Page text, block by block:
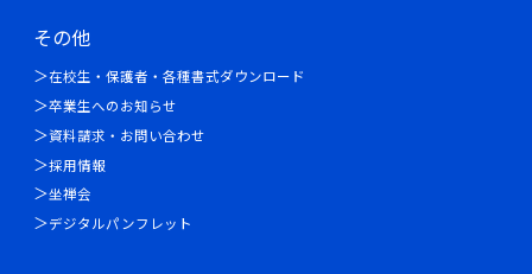
その他
在校生・保護者・各種書式ダウンロード
卒業生へのお知らせ
資料請求・お問い合わせ
採用情報
坐禅会
デジタルパンフレット